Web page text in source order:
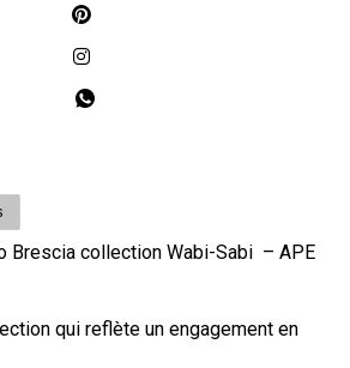
Brescia collection Wabi-Sabi – APE
qui reflète un engagement en